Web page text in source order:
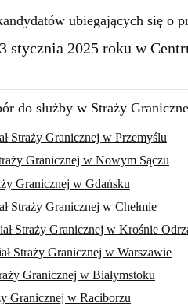
ubiegających się o
stycznia 2025 roku w
do służby w Straży
Straży Granicznej w Przemyślu
Granicznej w Nowym Sączu
Granicznej w Gdańsku
Straży Granicznej w Chełmie
Straży Granicznej w Krośnie
Straży Granicznej w Warszawie
Granicznej w Białymstoku
Granicznej w Raciborzu